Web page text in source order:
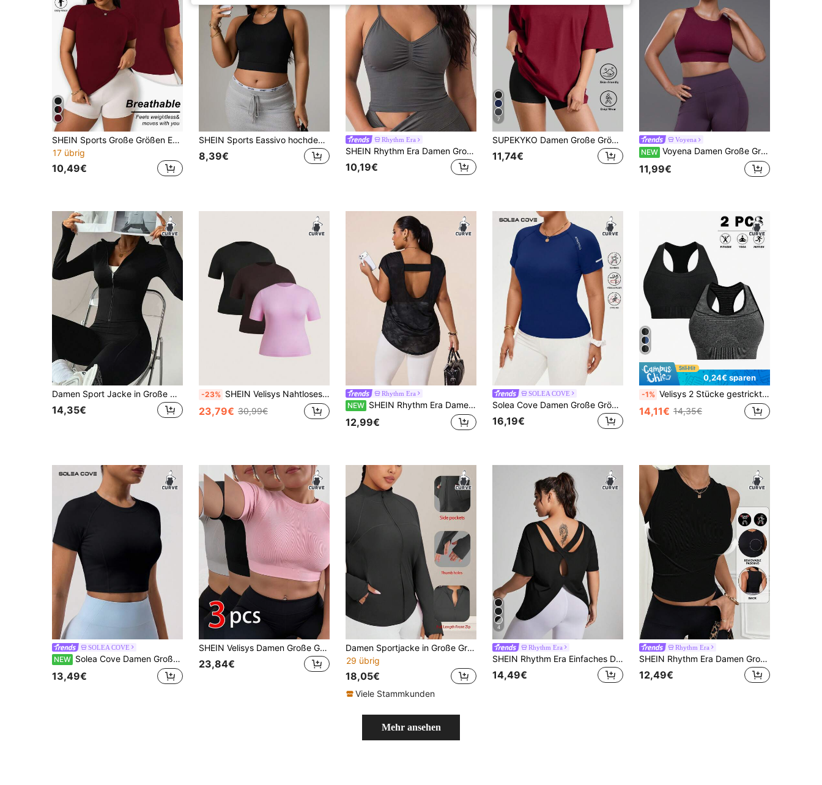
SHEIN Sports Große Größen Easithlete Damen Einfarbiges Raglan Kurzarm Nahtloses Sport T-Shirt T-Shirt für Damen Workout T-Shirt Große Größen T-Shirt Alltags T-Shirt Yoga T-Shirt T-Shirts für Damen Kurven Workout Tops Große Größen T-Shirt für Damen Große Größen T-Shirts Damen Sport T-Shirt Große Größen T-Shirt Workout Tops für Damen Yoga geeignetes T-Shirt Damen T-Shirt
17 übrig
10,49€
SHEIN Sports Eassivo hochdehnbares nahtloses einfarbiges ärmelloses Sport T-Shirt & Trägershirt für Damen, anliegendes Shirt
8,39€
Rhythm Era
SHEIN Rhythm Era Damen Große Größen einfarbiges plissiertes Trägershirt, vielseitig einsetzbar für Alltag und Sport
10,19€
7
SUPEKYKO Damen Große Größen T-Shirt in Große Größen - Locker sitzender Aktivwear Top, geeignet für Fitness, Yoga und Lässig Bekleidung | Ganzjährig Sommersport
11,74€
Voyena
NEW Voyena Damen Große Größen einfarbiges lässiges Fitness Sport Tank Top
11,99€
Damen Sport Jacke in Große Größen, Yoga Top mit Reißverschluss rundem Ausschnitt und schlanker Passform, einfarbiges langärmliges Schlankheits-Fitness-Casual-Shirt geeignet für Laufen, Gym, Yoga in Schwarz für den Frühling
14,35€
-23% SHEIN Velisys Nahtloses Damen Sport-Set in Große Größen, 3-teilig mit Slim-Fit, Kurzarm-Shirts für Fitnessstudio
23,79€ 30,99€
Rhythm Era
NEW SHEIN Rhythm Era Damen Große Größen Einfarbig Lässig Vielseitig Alltag Reise Sport T-Shirt
12,99€
SOLEA COVE
Solea Cove Damen Große Größen Buchstaben Muster Lässig Alltag Sport T-Shirt 2 Stücke/Set
16,19€
0,24€ sparen
-1% Velisys 2 Stücke gestricktes Aktivwear Top & Tank, anliegender Tank, Fitness Tank, nahtloser Tank in Große Größen
14,11€ 14,35€
SOLEA COVE
NEW Solea Cove Damen Große Größen Kurzes figurbetontes Sport T-Shirt, Kurzarm Yoga Fitness Workout Laufen Lässig Alltag
13,49€
SHEIN Velisys Damen Große Größen einfarbiges Kurzarm Crop Sport T-Shirt
23,84€
Damen Sportjacke in Große Größen, einfarbige Slim Fit Sportjacke mit Daumenlochhülsen, Seitentaschen, atmungsaktive, dehnbare Langarm Yoga, Lauf- und Fitness Jacke in Schwarz für den Frühling
29 übrig
18,05€
Viele Stammkunden
4
Rhythm Era
SHEIN Rhythm Era Einfaches Damen T-Shirt in Unifarbe für den täglichen Gebrauch in Große Größen, mit Rückenausschnitt-Design für Fitnessstudio
14,49€
Rhythm Era
SHEIN Rhythm Era Damen Große Größen Sport Yoga Outdoor Fitness Tanktop Ärmellos T-Shirt Rundhals Slim Fit Basic
12,49€
Mehr ansehen